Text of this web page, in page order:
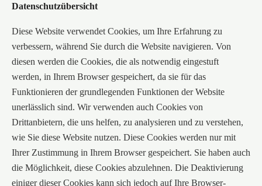
Datenschutzübersicht
Diese Website verwendet Cookies, um Ihre Erfahrung zu
verbessern, während Sie durch die Website navigieren. Von
diesen werden die Cookies, die als notwendig eingestuft
werden, in Ihrem Browser gespeichert, da sie für das
Funktionieren der grundlegenden Funktionen der Website
unerlässlich sind. Wir verwenden auch Cookies von
Drittanbietern, die uns helfen, zu analysieren und zu verstehen,
wie Sie diese Website nutzen. Diese Cookies werden nur mit
Ihrer Zustimmung in Ihrem Browser gespeichert. Sie haben auch
die Möglichkeit, diese Cookies abzulehnen. Die Deaktivierung
einiger dieser Cookies kann sich jedoch auf Ihre Browser-